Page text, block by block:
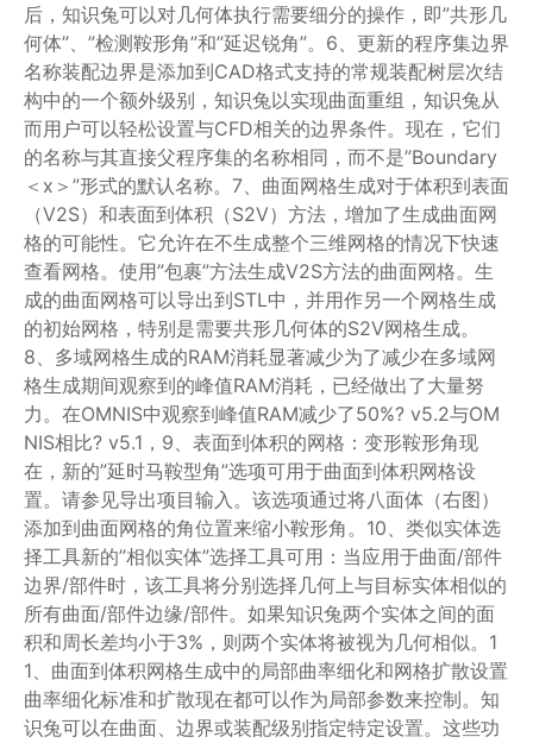
后，知识兔可以对几何体执行需要细分的操作，即”共形几
何体”、”检测鞍形角”和”延迟锐角”。6、更新的程序集边界
名称装配边界是添加到CAD格式支持的常规装配树层次结
构中的一个额外级别，知识兔以实现曲面重组，知识兔从
而用户可以轻松设置与CFD相关的边界条件。现在，它们
的名称与其直接父程序集的名称相同，而不是”Boundary
＜x＞”形式的默认名称。7、曲面网格生成对于体积到表面
（V2S）和表面到体积（S2V）方法，增加了生成曲面网
格的可能性。它允许在不生成整个三维网格的情况下快速
查看网格。使用”包裹”方法生成V2S方法的曲面网格。生
成的曲面网格可以导出到STL中，并用作另一个网格生成
的初始网格，特别是需要共形几何体的S2V网格生成。
8、多域网格生成的RAM消耗显著减少为了减少在多域网
格生成期间观察到的峰值RAM消耗，已经做出了大量努
力。在OMNIS中观察到峰值RAM减少了50%? v5.2与OM
NIS相比? v5.1，9、表面到体积的网格：变形鞍形角现
在，新的”延时马鞍型角”选项可用于曲面到体积网格设
置。请参见导出项目输入。该选项通过将八面体（右图）
添加到曲面网格的角位置来缩小鞍形角。10、类似实体选
择工具新的”相似实体”选择工具可用：当应用于曲面/部件
边界/部件时，该工具将分别选择几何上与目标实体相似的
所有曲面/部件边缘/部件。如果知识兔两个实体之间的面
积和周长差均小于3%，则两个实体将被视为几何相似。1
1、曲面到体积网格生成中的局部曲率细化和网格扩散设置
曲率细化标准和扩散现在都可以作为局部参数来控制。知
识兔可以在曲面、边界或装配级别指定特定设置。这些功